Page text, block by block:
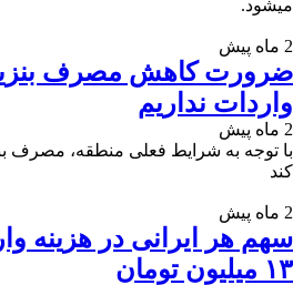
میشود.
2 ماه پیش
ضرورت کاهش مصرف
واردات نداریم
2 ماه پیش
با توجه به شرایط فعلی منطقه، مصرف
کند
2 ماه پیش
سهم هر ایرانی در هزینه
۱۳ میلیون تومان